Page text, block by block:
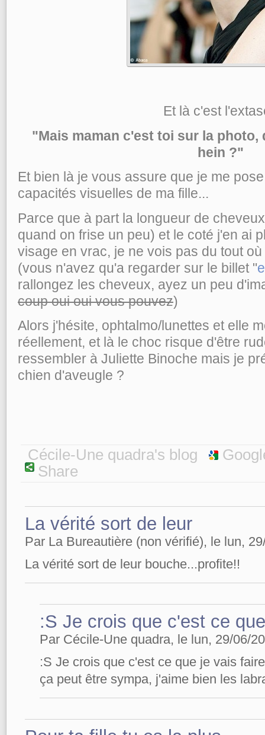
Et là c'est
"Mais maman c'est toi sur la photo,
hein ?"
Et bien là je vous assure que je me
capacités visuelles de ma fille...
Parce que à part la longueur de
quand on frise un peu) et le coté j'en ai
visage en vrac, je ne vois pas du tout
(vous n'avez qu'a regarder sur le billet "
rallongez les cheveux, ayez un peu
coup oui oui vous pouvez)
Alors j'hésite, ophtalmo/lunettes et elle
réellement, et là le choc risque d'être
ressembler à Juliette Binoche mais je
chien d'aveugle ?
Cécile-Une quadra's blog
Share
La vérité sort de leur
Par La Bureautière (non vérifié), le lun,
La vérité sort de leur bouche...profite!!
:S Je crois que c'est ce que
Par Cécile-Une quadra, le lun, 29/06/
:S Je crois que c'est ce que je vais
ça peut être sympa, j'aime bien les